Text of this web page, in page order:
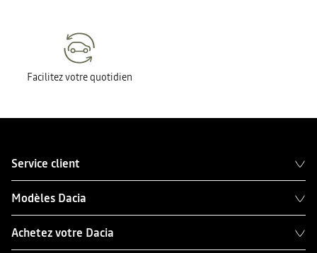
Facilitez votre quotidien
Service client
Modèles Dacia
Achetez votre Dacia